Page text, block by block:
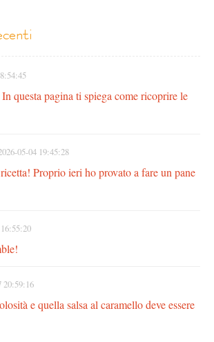
questa pagina ti spiega come ricoprire le
05-04 19:45:28
Proprio ieri ho provato a fare un pane
20:59:16
e quella salsa al caramello deve essere